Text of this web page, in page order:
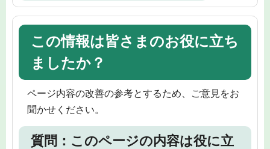
この情報は皆さまのお役に立ち
ましたか？
ページ内容の改善の参考とするため、ご意見をお
聞かせください。
質問：このページの内容は役に立